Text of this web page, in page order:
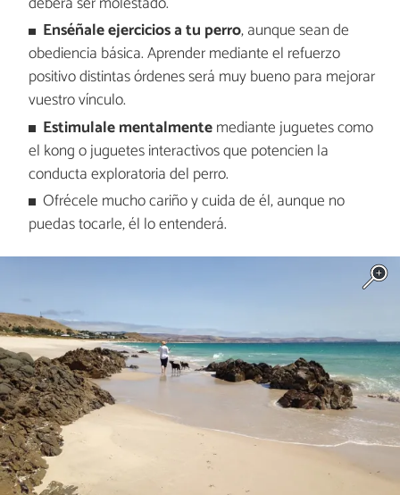
Enséñale ejercicios a tu perro, aunque sean de
obediencia básica. Aprender mediante el refuerzo
positivo distintas órdenes será muy bueno para mejorar
vuestro vínculo.
Estimulale mentalmentemediante juguetes como
el kong o juguetes interactivos que potencien la
conducta exploratoria del perro.
Ofrécele mucho cariño y cuida de él, aunque no
puedas tocarle, él lo entenderá.